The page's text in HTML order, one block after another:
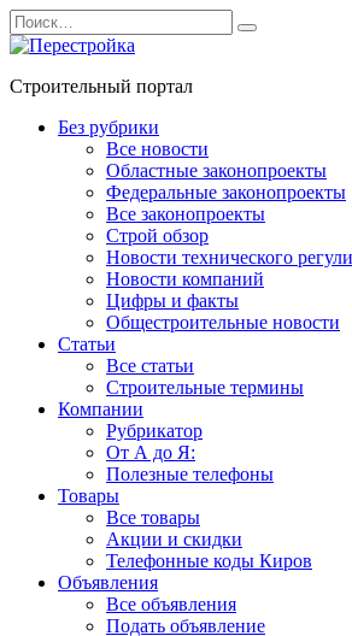
Перейти
к
содержанию
Search
for:
Строительный портал
Без рубрики
Все новости
Областные законопроекты
Федеральные законопроекты
Все законопроекты
Строй обзор
Новости технического
Новости компаний
Цифры и факты
Общестроительные новости
Статьи
Все статьи
Строительные термины
Компании
Рубрикатор
От А до Я:
Полезные телефоны
Товары
Все товары
Акции и скидки
Телефонные коды Киров
Объявления
Все объявления
Подать объявление